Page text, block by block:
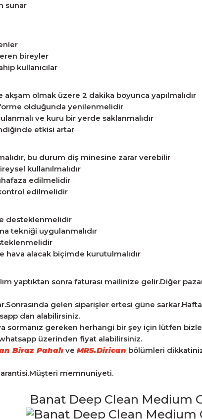
sunar
bireyler
kullanıcılar
olmak üzere 2 dakika boyunca yapılmalıdır
olduğunda yenilenmelidir
ve kuru bir yerde saklanmalıdır
etkisi artar
bu durum diş minesine zarar verebilir
kullanılmalıdır
edilmelidir
edilmelidir
desteklenmelidir
tekniği uygulanmalıdır
hava alacak biçimde kurutulmalıdır
yaptıktan sonra faturası mailinize gelir.Diğer
gelen siparişler ertesi güne
dan alabilirsiniz.
gereken herhangi bir şey için lütfen
üzerinden fiyat alabilirsiniz.
Biraz Pahalı ve MRS.Dirican bölümleri
memnuniyeti.
Banat Deep Clean Medium